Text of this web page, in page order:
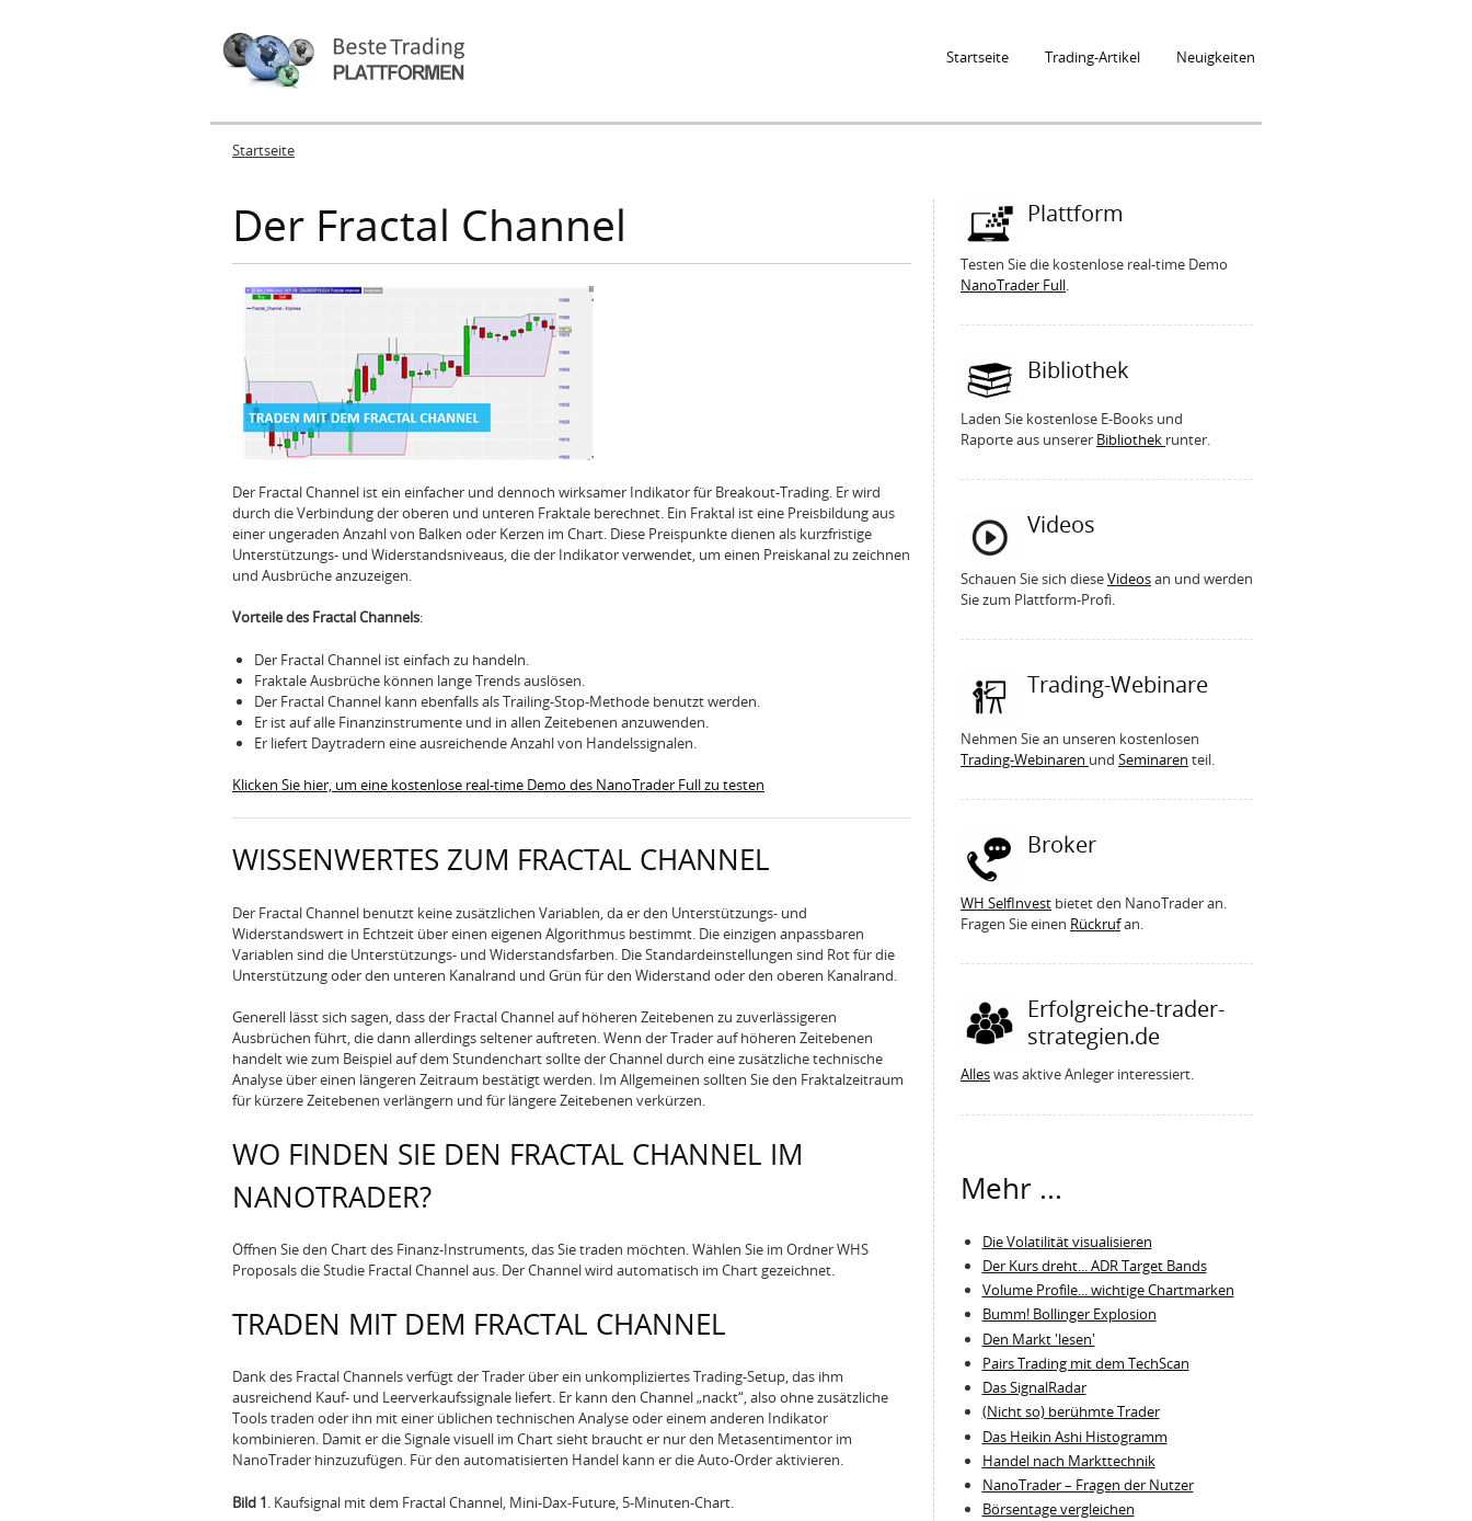
Startseite Trading-Artikel Neuigkeiten
Sie sind hier
Startseite
Der Fractal Channel
Der Fractal Channel ist ein einfacher und dennoch wirksamer Indikator für Breakout-Trading. Er wird
durch die Verbindung der oberen und unteren Fraktale berechnet. Ein Fraktal ist eine Preisbildung aus
einer ungeraden Anzahl von Balken oder Kerzen im Chart. Diese Preispunkte dienen als kurzfristige
Unterstützungs- und Widerstandsniveaus, die der Indikator verwendet, um einen Preiskanal zu zeichnen
und Ausbrüche anzuzeigen.
Vorteile des Fractal Channels:
Der Fractal Channel ist einfach zu handeln.
Fraktale Ausbrüche können lange Trends auslösen.
Der Fractal Channel kann ebenfalls als Trailing-Stop-Methode benutzt werden.
Er ist auf alle Finanzinstrumente und in allen Zeitebenen anzuwenden.
Er liefert Daytradern eine ausreichende Anzahl von Handelssignalen.
Klicken Sie hier, um eine kostenlose real-time Demo des NanoTrader Full zu testen
WISSENWERTES ZUM FRACTAL CHANNEL
Der Fractal Channel benutzt keine zusätzlichen Variablen, da er den Unterstützungs- und
Widerstandswert in Echtzeit über einen eigenen Algorithmus bestimmt. Die einzigen anpassbaren
Variablen sind die Unterstützungs- und Widerstandsfarben. Die Standardeinstellungen sind Rot für die
Unterstützung oder den unteren Kanalrand und Grün für den Widerstand oder den oberen Kanalrand.
Generell lässt sich sagen, dass der Fractal Channel auf höheren Zeitebenen zu zuverlässigeren
Ausbrüchen führt, die dann allerdings seltener auftreten. Wenn der Trader auf höheren Zeitebenen
handelt wie zum Beispiel auf dem Stundenchart sollte der Channel durch eine zusätzliche technische
Analyse über einen längeren Zeitraum bestätigt werden. Im Allgemeinen sollten Sie den Fraktalzeitraum
für kürzere Zeitebenen verlängern und für längere Zeitebenen verkürzen.
WO FINDEN SIE DEN FRACTAL CHANNEL IM
NANOTRADER?
Öffnen Sie den Chart des Finanz-Instruments, das Sie traden möchten. Wählen Sie im Ordner WHS
Proposals die Studie Fractal Channel aus. Der Channel wird automatisch im Chart gezeichnet.
TRADEN MIT DEM FRACTAL CHANNEL
Dank des Fractal Channels verfügt der Trader über ein unkompliziertes Trading-Setup, das ihm
ausreichend Kauf- und Leerverkaufssignale liefert. Er kann den Channel „nackt“, also ohne zusätzliche
Tools traden oder ihn mit einer üblichen technischen Analyse oder einem anderen Indikator
kombinieren. Damit er die Signale visuell im Chart sieht braucht er nur den Metasentimentor im
NanoTrader hinzuzufügen. Für den automatisierten Handel kann er die Auto-Order aktivieren.
Bild 1. Kaufsignal mit dem Fractal Channel, Mini-Dax-Future, 5-Minuten-Chart.
Plattform
Testen Sie die kostenlose real-time Demo
NanoTrader Full.
Bibliothek
Laden Sie kostenlose E-Books und
Raporte aus unserer Bibliothek runter.
Videos
Schauen Sie sich dieseVideosan und werden
Sie zum Plattform-Profi.
Trading-Webinare
Nehmen Sie an unseren kostenlosen
Trading-Webinaren und Seminaren teil.
Broker
WH SelfInvest bietet den NanoTrader an.
Fragen Sie einen Rückrufan.
Erfolgreiche-trader-
strategien.de
Alleswas aktive Anleger interessiert.
Mehr ...
Die Volatilität visualisieren
Der Kurs dreht... ADR Target Bands
Volume Profile... wichtige Chartmarken
Bumm! Bollinger Explosion
Den Markt 'lesen'
Pairs Trading mit dem TechScan
Das SignalRadar
(Nicht so) berühmte Trader
Das Heikin Ashi Histogramm
Handel nach Markttechnik
NanoTrader – Fragen der Nutzer
Börsentage vergleichen